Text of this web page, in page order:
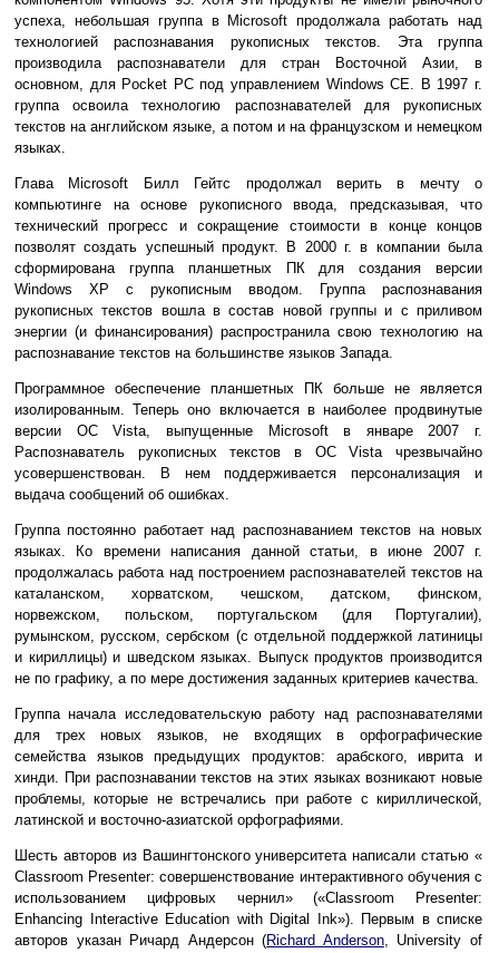
успеха, небольшая группа в Microsoft продолжала работать над
технологией распознавания рукописных текстов. Эта группа
производила распознаватели для стран Восточной Азии, в
основном, для Pocket PC под управлением Windows CE. В 1997 г.
группа освоила технологию распознавателей для рукописных
текстов на английском языке, а потом и на французском и немецком
языках.
Глава Microsoft Билл Гейтс продолжал верить в мечту о
компьютинге на основе рукописного ввода, предсказывая, что
технический прогресс и сокращение стоимости в конце концов
позволят создать успешный продукт. В 2000 г. в компании была
сформирована группа планшетных ПК для создания версии
Windows XP с рукописным вводом. Группа распознавания
рукописных текстов вошла в состав новой группы и с приливом
энергии (и финансирования) распространила свою технологию на
распознавание текстов на большинстве языков Запада.
Программное обеспечение планшетных ПК больше не является
изолированным. Теперь оно включается в наиболее продвинутые
версии ОС Vista, выпущенные Microsoft в январе 2007 г.
Распознаватель рукописных текстов в ОС Vista чрезвычайно
усовершенствован. В нем поддерживается персонализация и
выдача сообщений об ошибках.
Группа постоянно работает над распознаванием текстов на новых
языках. Ко времени написания данной статьи, в июне 2007 г.
продолжалась работа над построением распознавателей текстов на
каталанском, хорватском, чешском, датском, финском,
норвежском, польском, португальском (для Португалии),
румынском, русском, сербском (с отдельной поддержкой латиницы
и кириллицы) и шведском языках. Выпуск продуктов производится
не по графику, а по мере достижения заданных критериев качества.
Группа начала исследовательскую работу над распознавателями
для трех новых языков, не входящих в орфографические
семейства языков предыдущих продуктов: арабского, иврита и
хинди. При распознавании текстов на этих языках возникают новые
проблемы, которые не встречались при работе с кириллической,
латинской и восточно-азиатской орфографиями.
Шесть авторов из Вашингтонского университета написали статью «
Classroom Presenter: совершенствование интерактивного обучения с
использованием цифровых чернил» («Classroom Presenter:
Enhancing Interactive Education with Digital Ink»). Первым в списке
авторов указан Ричард Андерсон (Richard Anderson, University of